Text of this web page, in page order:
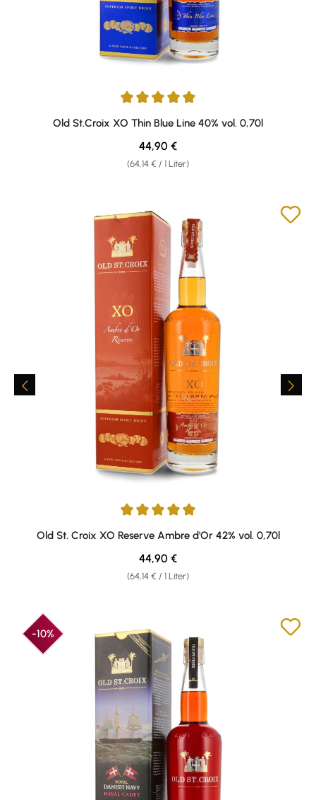
Durchschnittliche Bewertung von 4.93 von 5 Sternen
Old St.Croix XO Thin Blue Line 40% vol. 0,70l
(64,14 € / 1 Liter)
Regulärer Preis:
44,90 €
Durchschnittliche Bewertung von 4.88 von 5 Sternen
Old St. Croix XO Reserve Ambre d'Or 42% vol. 0,70l
(64,14 € / 1 Liter)
Regulärer Preis:
44,90 €
-10%